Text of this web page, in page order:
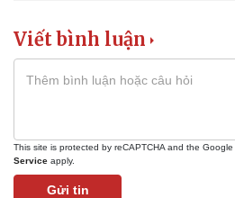
Viết bình luận
This site is protected by reCAPTCHA and the Google
Service apply.
Gửi tin